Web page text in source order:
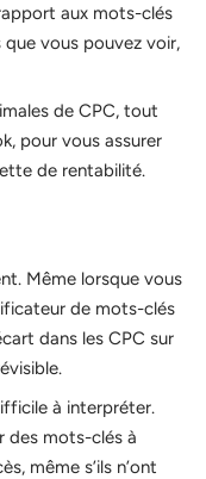
aux mots-clés
vous pouvez voir,
de CPC, tout
pour vous assurer
de rentabilité.
Même lorsque vous
de mots-clés
dans les CPC sur
à interpréter.
des mots-clés à
même s’ils n’ont